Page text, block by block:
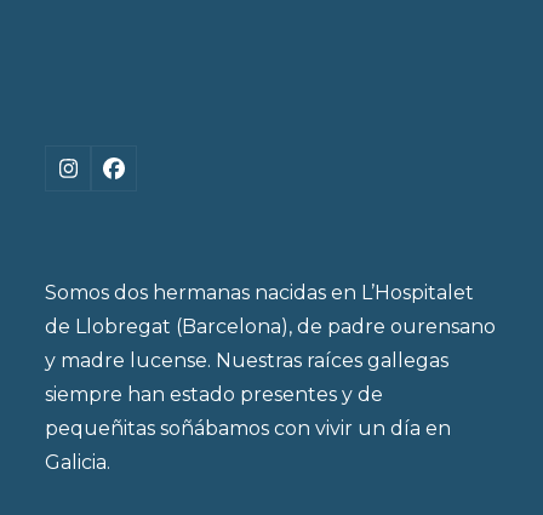
Instagram
Facebook
Somos dos hermanas nacidas en L’Hospitalet
de Llobregat (Barcelona), de padre ourensano
y madre lucense. Nuestras raíces gallegas
siempre han estado presentes y de
pequeñitas soñábamos con vivir un día en
Galicia.